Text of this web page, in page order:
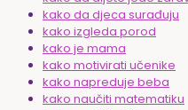
kako da djeca surađuju
kako izgleda porod
kako je mama
kako motivirati učenike
kako napreduje beba
kako naučiti matematiku